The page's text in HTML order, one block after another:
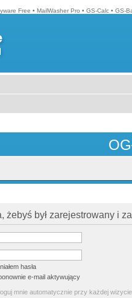
Free • MailWasher Pro • GS-Calc • GS-
żebyś był zarejestrowany i
hasła
e-mail aktywujący
mnie automatycznie przy każdej wizycie